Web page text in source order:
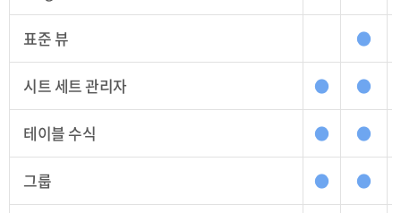
표준 뷰 ●
시트 세트 관리자 ● ●
테이블 수식 ● ●
그룹 ● ●